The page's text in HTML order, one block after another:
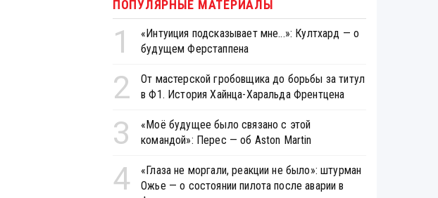
ПОПУЛЯРНЫЕ МАТЕРИАЛЫ
1
«Интуиция подсказывает мне...»: Култхард — о
будущем Ферстаппена
2
От мастерской гробовщика до борьбы за титул
в Ф1. История Хайнца-Харальда Френтцена
3
«Моё будущее было связано с этой
командой»: Перес — об Aston Martin
4
«Глаза не моргали, реакции не было»: штурман
Ожье — о состоянии пилота после аварии в